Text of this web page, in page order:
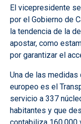
El vicepresidente
por el Gobierno de
la tendencia de la
apostar, como
por garantizar el
Una de las medidas
europeo es el
servicio a 337
habitantes y que